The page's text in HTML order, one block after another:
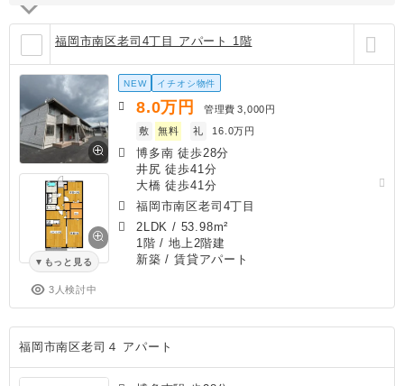
福岡市南区老司4丁目 アパート 1階
もっと見る
3人検討中
NEW イチオシ物件
8.0万円 管理費 3,000円
敷
無料 礼 16.0万円
博多南 徒歩28分
井尻 徒歩41分
大橋 徒歩41分
福岡市南区老司4丁目
2LDK / 53.98m²
1階 / 地上2階建
新築 / 賃貸アパート
福岡市南区老司４ アパート